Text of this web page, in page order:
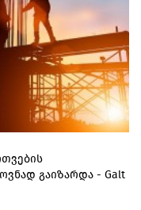
გაიზარდა - Galt